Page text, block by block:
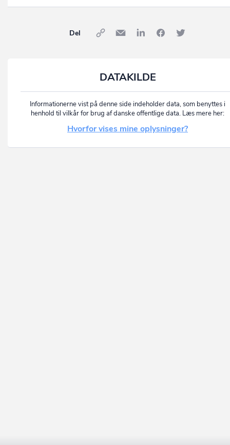
Del
DATAKILDE
Informationerne vist på denne side indeholder data, som benyttes i
henhold til vilkår for brug af danske offentlige data. Læs mere her:
Hvorfor vises mine oplysninger?